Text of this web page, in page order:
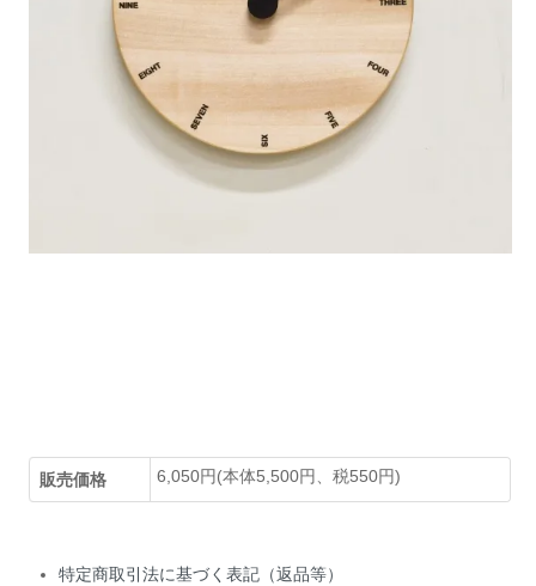
販売価格 6,050円(本体5,500円、税550円)
特定商取引法に基づく表記（返品等）